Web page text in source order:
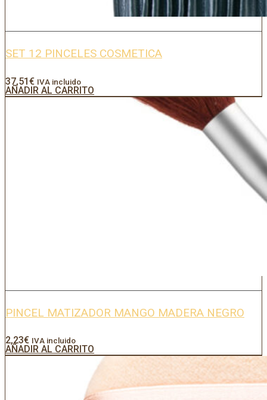
SET 12 PINCELES COSMETICA
37,51€ IVA incluido
AÑADIR AL CARRITO
PINCEL MATIZADOR MANGO MADERA NEGRO
2,23€ IVA incluido
AÑADIR AL CARRITO